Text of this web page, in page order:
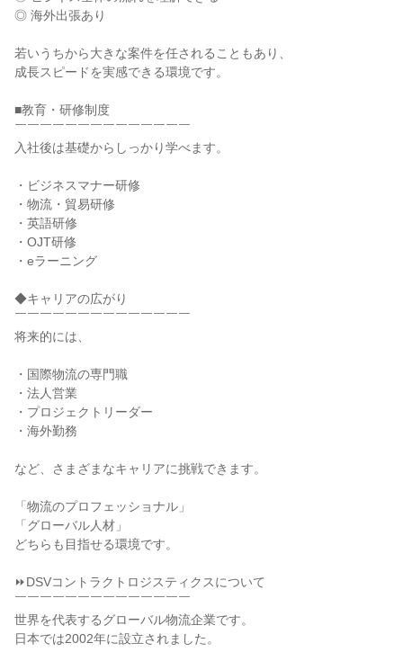
◎ 海外出張あり
若いうちから大きな案件を任されることもあり、
成長スピードを実感できる環境です。
■教育・研修制度
￣￣￣￣￣￣￣￣￣￣￣￣￣￣
入社後は基礎からしっかり学べます。
・ビジネスマナー研修
・物流・貿易研修
・英語研修
・OJT研修
・eラーニング
◆キャリアの広がり
￣￣￣￣￣￣￣￣￣￣￣￣￣￣
将来的には、
・国際物流の専門職
・法人営業
・プロジェクトリーダー
・海外勤務
など、さまざまなキャリアに挑戦できます。
「物流のプロフェッショナル」
「グローバル人材」
どちらも目指せる環境です。
⏩DSVコントラクトロジスティクスについて
￣￣￣￣￣￣￣￣￣￣￣￣￣￣
世界を代表するグローバル物流企業です。
日本では2002年に設立されました。